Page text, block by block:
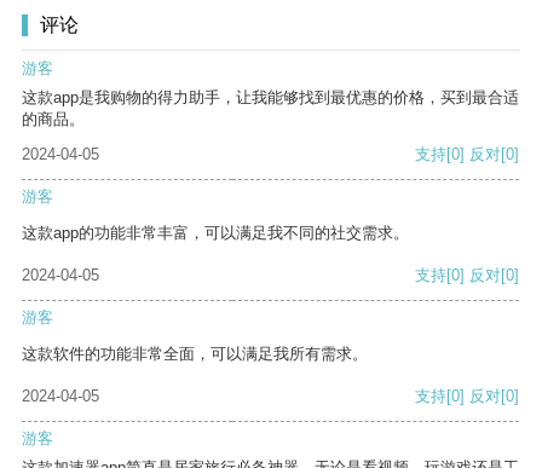
评论
游客
这款app是我购物的得力助手，让我能够找到最优惠的价格，买到最合适
的商品。
2024-04-05
支持[0] 反对[0]
游客
这款app的功能非常丰富，可以满足我不同的社交需求。
2024-04-05 支持[0] 反对[0]
游客
这款软件的功能非常全面，可以满足我所有需求。
2024-04-05 支持[0] 反对[0]
游客